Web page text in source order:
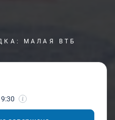
МАЛАЯ ВТБ